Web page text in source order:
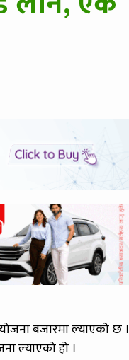
बजारमा ल्याएकोे छ ।
ल्याएको हो ।